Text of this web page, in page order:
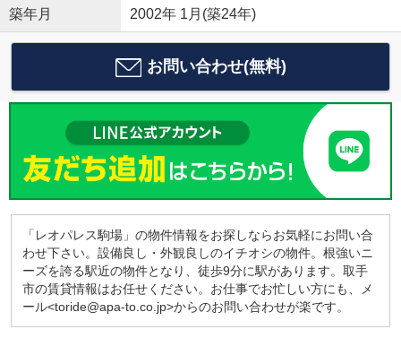
築年月 2002年 1月(築24年)
お問い合わせ(無料)
「レオパレス駒場」の物件情報をお探しならお気軽にお問い合
わせ下さい。設備良し・外観良しのイチオシの物件。根強いニ
ーズを誇る駅近の物件となり、徒歩9分に駅があります。取手
市の賃貸情報はお任せください。お仕事でお忙しい方にも、メ
ール<toride@apa-to.co.jp>からのお問い合わせが楽です。